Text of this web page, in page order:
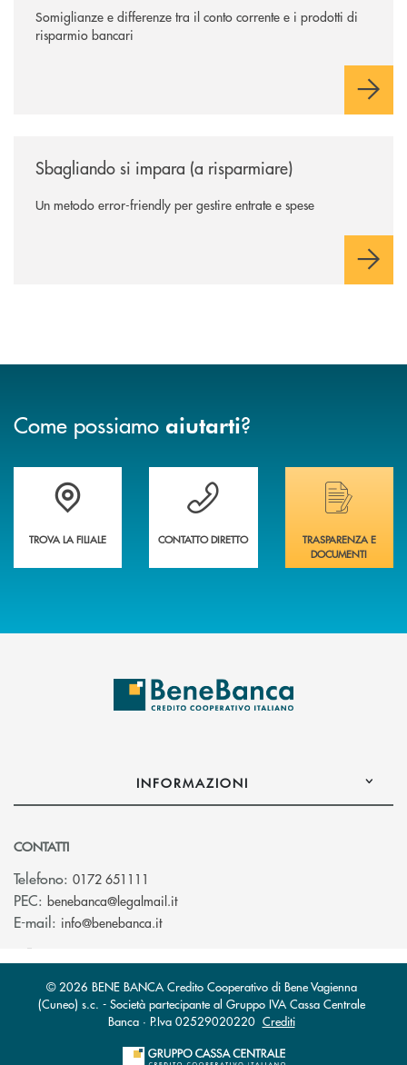
Somiglianze e differenze tra il conto corrente e i prodotti di
risparmio bancari
Sbagliando si impara (a risparmiare)
Un metodo error-friendly per gestire entrate e spese
Come possiamo aiutarti?
Trova la filiale più vicina a te&nbsp;
TROVA LA FILIALE
Hai bisogno di assistenza immediata?
CONTATTO DIRETTO
Hai bisogno di
TRASPARENZA E
DOCUMENTI
INFORMAZIONI
CONTATTI
Telefono: 0172 651111
PEC: benebanca@legalmail.it(si apre l’app di posta elettronica)
E-mail: info@benebanca.it(si apre l’app di posta elettronica)
© 2026 BENE BANCA Credito Cooperativo di Bene Vagienna
(Cuneo) s.c. - Società partecipante al Gruppo IVA Cassa Centrale
Banca · P.Iva 02529020220 Crediti